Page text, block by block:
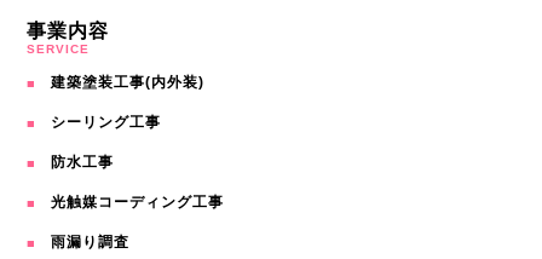
事業内容
SERVICE
建築塗装工事(内外装)
シーリング工事
防水工事
光触媒コーディング工事
雨漏り調査